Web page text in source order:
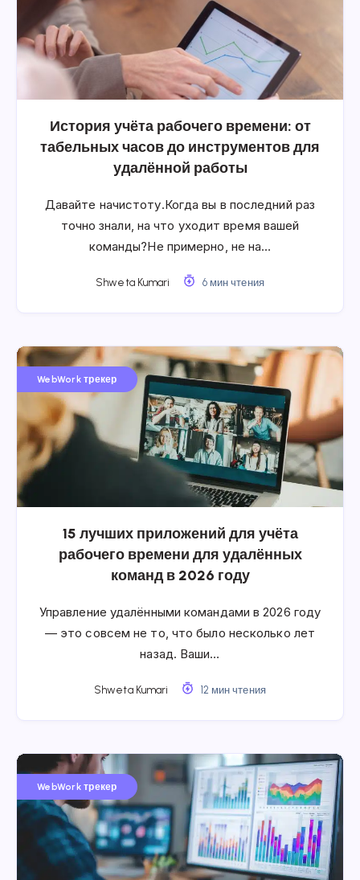
История учёта рабочего времени: от
табельных часов до инструментов для
удалённой работы
Давайте начистоту.Когда вы в последний раз
точно знали, на что уходит время вашей
команды?Не примерно, не на…
Shweta Kumari 6 мин чтения
WebWork трекер
15 лучших приложений для учёта
рабочего времени для удалённых
команд в 2026 году
Управление удалёнными командами в 2026 году
— это совсем не то, что было несколько лет
назад. Ваши…
Shweta Kumari 12 мин чтения
WebWork трекер